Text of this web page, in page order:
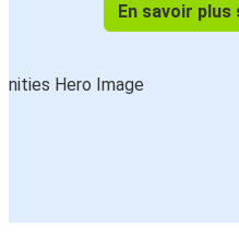
En savoir